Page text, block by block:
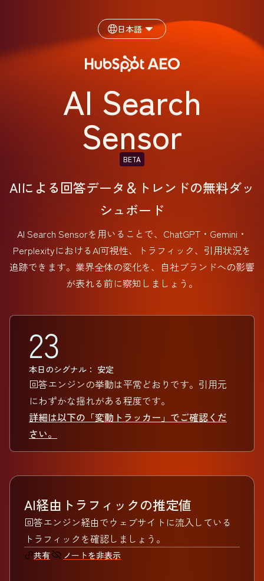
日本語
AI Search
Sensor
BETA
AIによる回答データ＆トレンドの無料ダッ
シュボード
AI Search Sensorを用いることで、ChatGPT・Gemini・
PerplexityにおけるAI可視性、トラフィック、引用状況を
追跡できます。業界全体の変化を、自社ブランドへの影響
が表れる前に察知しましょう。
23
本日のシグナル： 安定
回答エンジンの挙動は平常どおりです。引用元
にわずかな揺れがある程度です。
詳細は以下の「変動トラッカー」でご確認くだ
さい。
AI経由トラフィックの推定値
回答エンジン経由でウェブサイトに流入している
トラフィックを確認しましょう。
共有 ノートを非表示